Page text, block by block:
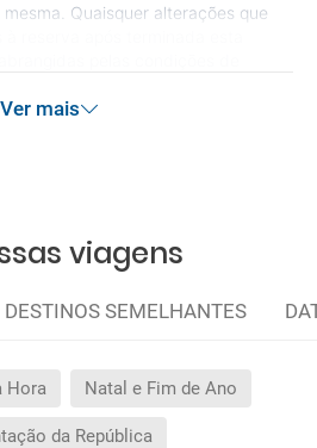
Quaisquer alterações que
Ver mais
viagens
DESTINOS SEMELHANTES
Hora Natal e Fim de Ano
da República